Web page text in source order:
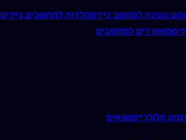
טעינה למחשב ניידמקלדות למחשבים ניידים
מאווררים למחשבים
סלולרייםשנאים